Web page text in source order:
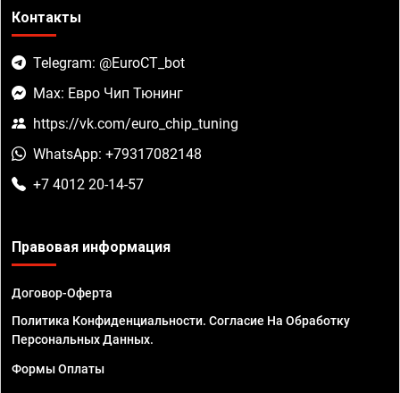
Контакты
Telegram: @EuroCT_bot
Max: Евро Чип Тюнинг
https://vk.com/euro_chip_tuning
WhatsApp: +79317082148
+7 4012 20-14-57
Правовая информация
Договор-Оферта
Политика Конфиденциальности. Согласие На Обработку
Персональных Данных.
Формы Оплаты